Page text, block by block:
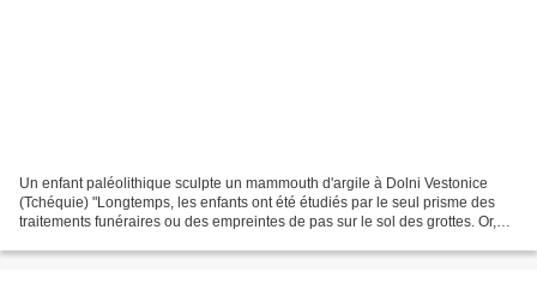
Un enfant paléolithique sculpte un mammouth d'argile à Dolni Vestonice
(Tchéquie) "Longtemps, les enfants ont été étudiés par le seul prisme des
traitements funéraires ou des empreintes de pas sur le sol des grottes. Or,